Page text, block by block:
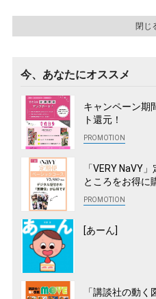
閉じ
今、あなたにオススメ
キャンペーン期
ト還元！
「VERY NaVY
ところをお得に
[あーん]
「講談社の動